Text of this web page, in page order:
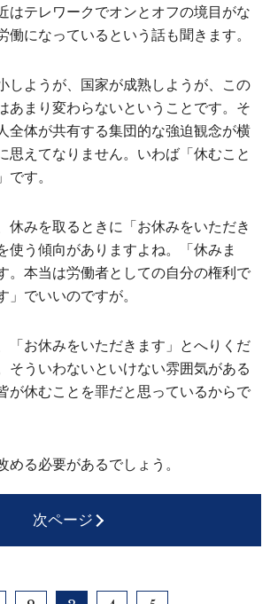
はテレワークでオンとオフの境目がな
働になっているという話も聞きます。
しようが、国家が成熟しようが、この
あまり変わらないということです。そ
全体が共有する集団的な強迫観念が横
思えてなりません。いわば「休むこと
です。
休みを取るときに「お休みをいただき
使う傾向がありますよね。「休みま
。本当は労働者としての自分の権利で
」でいいのですが。
「お休みをいただきます」とへりくだ
そういわないといけない雰囲気がある
が休むことを罪だと思っているからで
める必要があるでしょう。
次ページ